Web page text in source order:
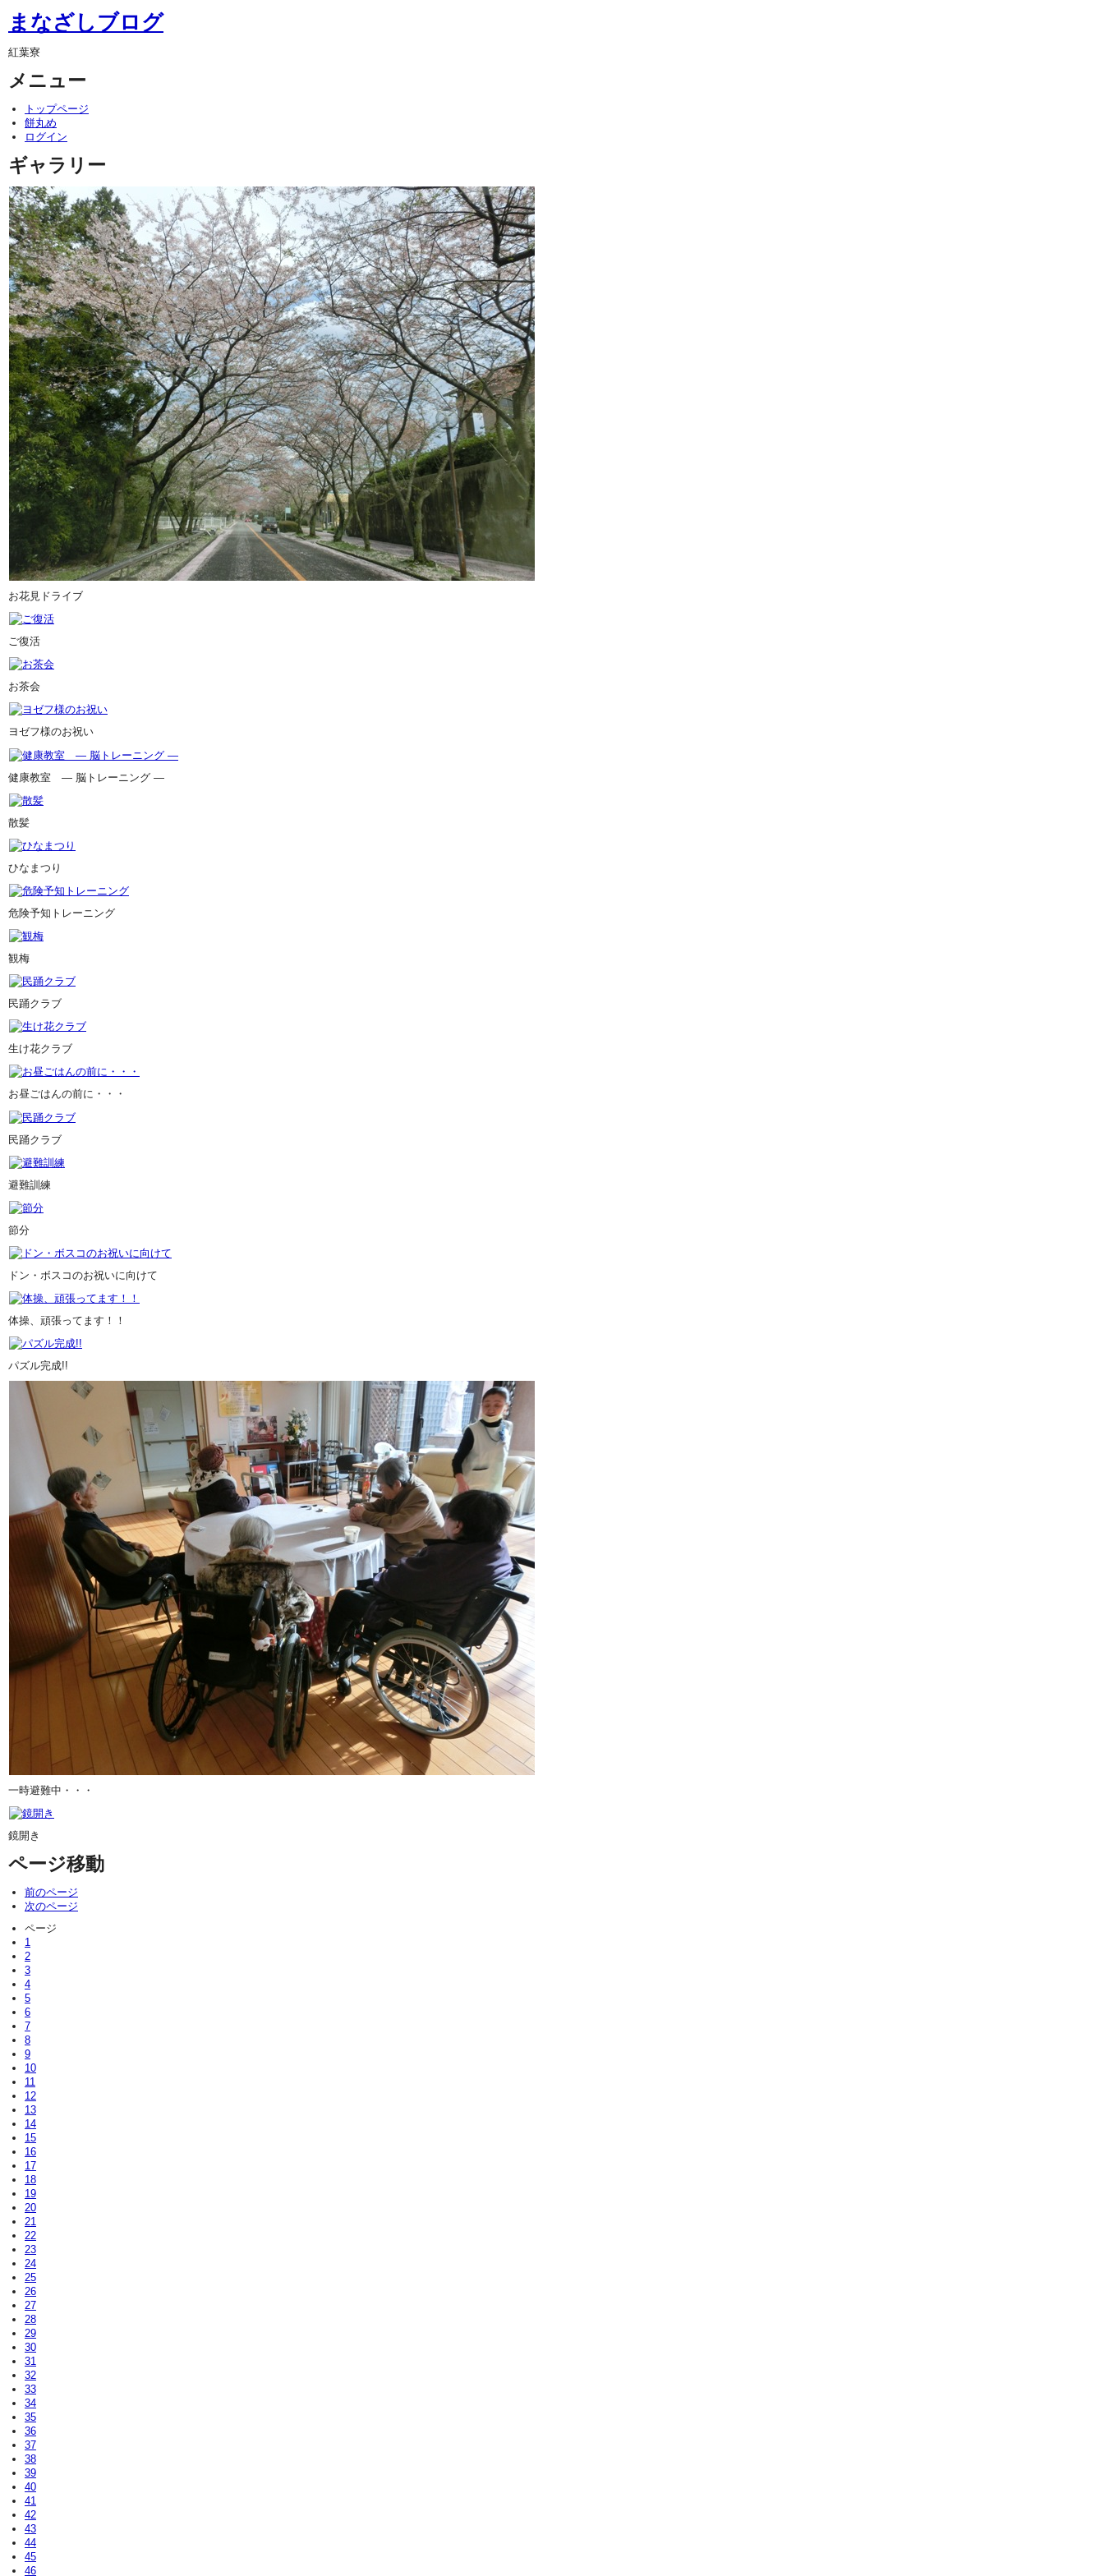
まなざしブログ
紅葉寮
メニュー
トップページ
餅丸め
ログイン
ギャラリー
お花見ドライブ
ご復活
お茶会
ヨゼフ様のお祝い
健康教室 ― 脳トレーニング ―
散髪
ひなまつり
危険予知トレーニング
観梅
民踊クラブ
生け花クラブ
お昼ごはんの前に・・・
民踊クラブ
避難訓練
節分
ドン・ボスコのお祝いに向けて
体操、頑張ってます！！
パズル完成!!
一時避難中・・・
鏡開き
ページ移動
前のページ
次のページ
ページ
1
2
3
4
5
6
7
8
9
10
11
12
13
14
15
16
17
18
19
20
21
22
23
24
25
26
27
28
29
30
31
32
33
34
35
36
37
38
39
40
41
42
43
44
45
46